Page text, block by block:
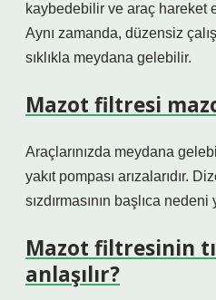
kaybedebilir ve araç hareket
Aynı zamanda, düzensiz
sıklıkla meydana gelebilir.
Mazot filtresi
Araçlarınızda meydana
yakıt pompası arızalarıdır.
sızdırmasının başlıca
Mazot filtresinin
anlaşılır?